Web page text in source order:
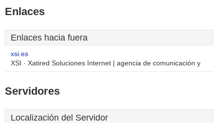
Enlaces
Enlaces hacia fuera
xsi.es
XSI · Xatired Soluciones Internet | agencia de comunicación y
Servidores
Localización del Servidor